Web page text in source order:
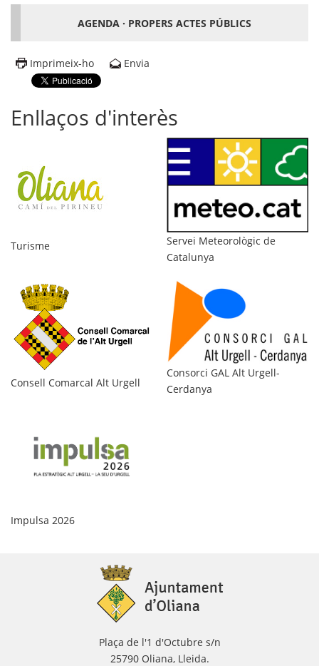
AGENDA · PROPERS ACTES PÚBLICS
Imprimeix-ho Envia
Enllaços d'interès
Turisme
Servei Meteorològic de
Catalunya
Consell Comarcal Alt Urgell
Consorci GAL Alt Urgell-
Cerdanya
Impulsa 2026
Plaça de l'1 d'Octubre s/n
25790 Oliana, Lleida.